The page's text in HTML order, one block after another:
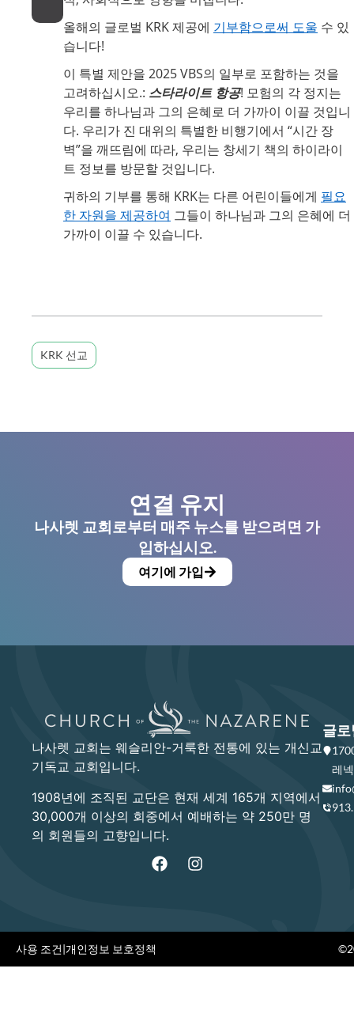
올해의 글로벌 KRK 제공에 기부함으로써 도울 수 있
습니다!
이 특별 제안을 2025 VBS의 일부로 포함하는 것을
고려하십시오.: 스타라이트 항공! 모험의 각 정지는
우리를 하나님과 그의 은혜로 더 가까이 이끌 것입니
다. 우리가 진 대위의 특별한 비행기에서 “시간 장
벽”을 깨뜨림에 따라, 우리는 창세기 책의 하이라이
트 정보를 방문할 것입니다.
귀하의 기부를 통해 KRK는 다른 어린이들에게 필요
한 자원을 제공하여 그들이 하나님과 그의 은혜에 더
가까이 이끌 수 있습니다.
KRK 선교
연결 유지
나사렛 교회로부터 매주 뉴스를 받으려면 가
입하십시오.
여기에 가입
나사렛 교회는 웨슬리안-거룩한 전통에 있는 개신교
기독교 교회입니다.
1908년에 조직된 교단은 현재 세계 165개 지역에서
30,000개 이상의 회중에서 예배하는 약 250만 명
의 회원들의 고향입니다.
글로
레
사용 조건|개인정보 보호정책